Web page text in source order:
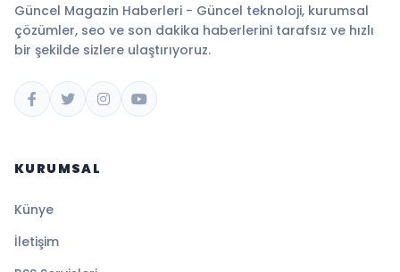
Güncel Magazin Haberleri - Güncel teknoloji, kurumsal
çözümler, seo ve son dakika haberlerini tarafsız ve hızlı
bir şekilde sizlere ulaştırıyoruz.
KURUMSAL
Künye
İletişim